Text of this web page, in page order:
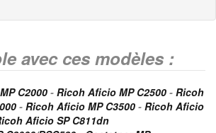
avec ces modèles :
C2000 - Ricoh Aficio MP C2500 - Ricoh
- Ricoh Aficio MP C3500 - Ricoh Aficio
Aficio SP C811dn